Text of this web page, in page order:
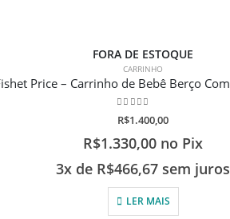
FORA DE ESTOQUE
CARRINHO
0de 5
R$1.400,00
R$1.330,00 no Pix
3x de R$466,67 sem juros
LER MAIS